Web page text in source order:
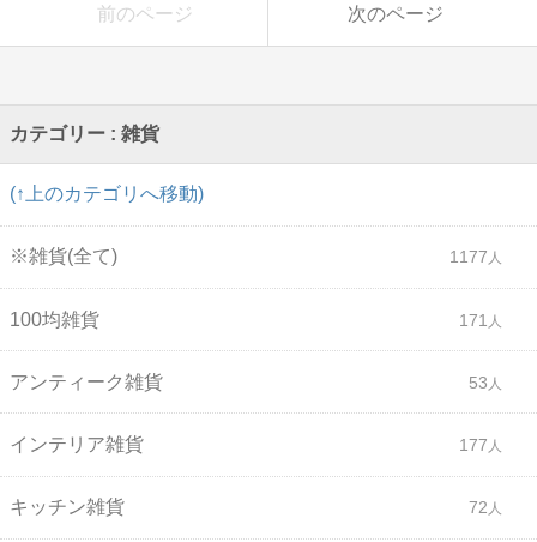
前のページ 次のページ
カテゴリー : 雑貨
(↑上のカテゴリへ移動)
※雑貨(全て) 1177
100均雑貨 171
アンティーク雑貨 53
インテリア雑貨 177
キッチン雑貨 72